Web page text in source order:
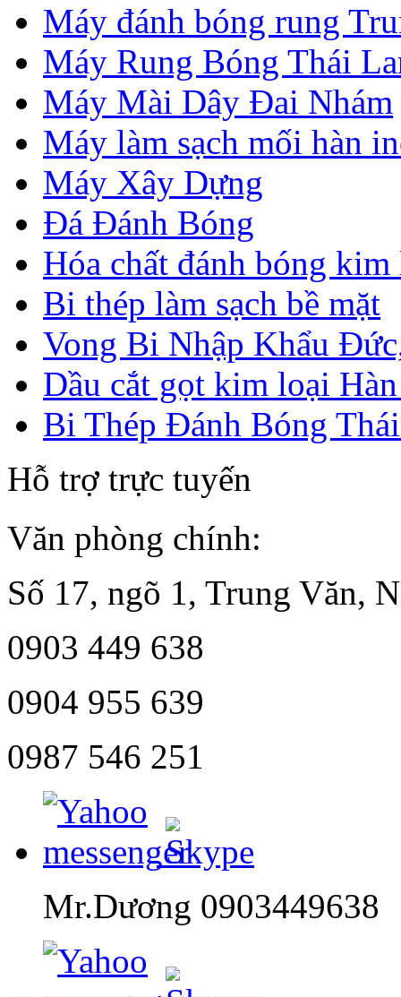
Máy đánh bóng rung
Máy Rung Bóng Thái
Máy Mài Dây Đai Nhám
Máy làm sạch mối hàn
Máy Xây Dựng
Đá Đánh Bóng
Hóa chất đánh bóng
Bi thép làm sạch bề mặt
Vong Bi Nhập Khẩu
Dầu cắt gọt kim loại
Bi Thép Đánh Bóng
Hỗ trợ trực tuyến
Văn phòng chính:
Số 17, ngõ 1, Trung Văn,
0903 449 638
0904 955 639
0987 546 251
Mr.Dương 0903449638